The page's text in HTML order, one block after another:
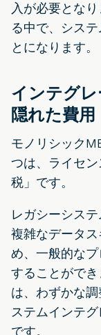
入が必要とな
る中で、シス
とになります。
インテグ
隠れた費用
モノリシック
つは、ライセ
税」です。
レガシーシス
複雑なデータ
め、一般的な
することがで
は、わずかな
ステムインテ
です。